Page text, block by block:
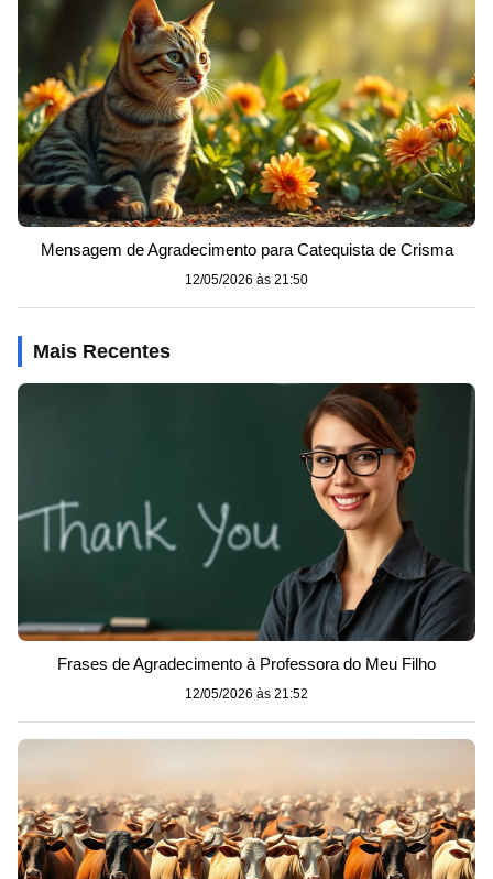
Mensagem de Agradecimento para Catequista de Crisma
12/05/2026 às 21:50
Mais Recentes
Frases de Agradecimento à Professora do Meu Filho
12/05/2026 às 21:52